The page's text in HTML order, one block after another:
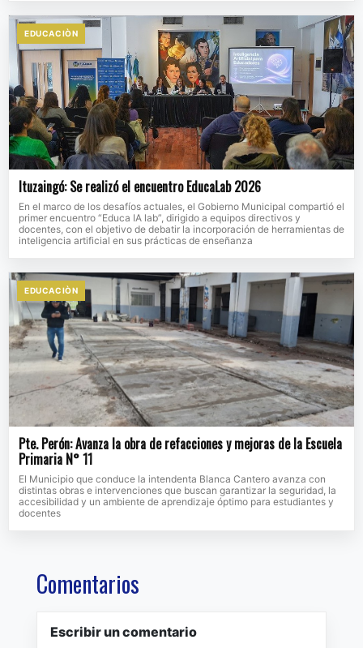
EDUCACIÒN
Ituzaingó: Se realizó el encuentro EducaLab 2026
En el marco de los desafíos actuales, el Gobierno Municipal compartió el
primer encuentro “Educa IA lab”, dirigido a equipos directivos y
docentes, con el objetivo de debatir la incorporación de herramientas de
inteligencia artificial en sus prácticas de enseñanza
EDUCACIÒN
Pte. Perón: Avanza la obra de refacciones y mejoras de la Escuela
Primaria N° 11
El Municipio que conduce la intendenta Blanca Cantero avanza con
distintas obras e intervenciones que buscan garantizar la seguridad, la
accesibilidad y un ambiente de aprendizaje óptimo para estudiantes y
docentes
Comentarios
Escribir un comentario